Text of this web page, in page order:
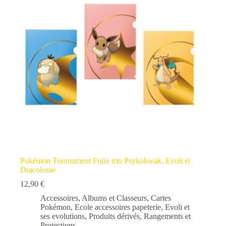
Pokémon Tournament Folio trio Psykokwak, Evoli et
Dracolosse
12,90 €
Accessoires, Albums et Classeurs, Cartes
Pokémon, Ecole accessoires papeterie, Evoli et
ses evolutions, Produits dérivés, Rangements et